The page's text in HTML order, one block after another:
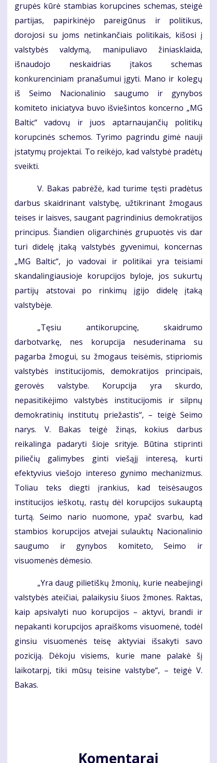
grupės kūrė stambias korupcines schemas, steigė
partijas, papirkinėjo pareigūnus ir politikus,
dorojosi su joms netinkančiais politikais, kišosi į
valstybės valdymą, manipuliavo žiniasklaida,
išnaudojo neskaidrias įtakos schemas
konkurenciniam pranašumui įgyti. Mano ir kolegų
iš Seimo Nacionalinio saugumo ir gynybos
komiteto iniciatyva buvo išviešintos koncerno „MG
Baltic“ vadovų ir juos aptarnaujančių politikų
korupcinės schemos. Tyrimo pagrindu gimė nauji
įstatymų projektai. To reikėjo, kad valstybė pradėtų
sveikti.
V. Bakas pabrėžė, kad turime tęsti pradėtus
darbus skaidrinant valstybę, užtikrinant žmogaus
teises ir laisves, saugant pagrindinius demokratijos
principus. Šiandien oligarchinės grupuotės vis dar
turi didelę įtaką valstybės gyvenimui, koncernas
„MG Baltic“, jo vadovai ir politikai yra teisiami
skandalingiausioje korupcijos byloje, jos sukurtų
partijų atstovai po rinkimų įgijo didelę įtaką
valstybėje.
„Tęsiu antikorupcinę, skaidrumo
darbotvarkę, nes korupcija nesuderinama su
pagarba žmogui, su žmogaus teisėmis, stipriomis
valstybės institucijomis, demokratijos principais,
gerovės valstybe. Korupcija yra skurdo,
nepasitikėjimo valstybės institucijomis ir silpnų
demokratinių institutų priežastis“, – teigė Seimo
narys. V. Bakas teigė žinąs, kokius darbus
reikalinga padaryti šioje srityje. Būtina stiprinti
piliečių galimybes ginti viešąjį interesą, kurti
efektyvius viešojo intereso gynimo mechanizmus.
Toliau teks diegti įrankius, kad teisėsaugos
institucijos ieškotų, rastų dėl korupcijos sukauptą
turtą. Seimo nario nuomone, ypač svarbu, kad
stambios korupcijos atvejai sulauktų Nacionalinio
saugumo ir gynybos komiteto, Seimo ir
visuomenės dėmesio.
„Yra daug pilietiškų žmonių, kurie neabejingi
valstybės ateičiai, palaikysiu šiuos žmones. Raktas,
kaip apsivalyti nuo korupcijos – aktyvi, brandi ir
nepakanti korupcijos apraiškoms visuomenė, todėl
ginsiu visuomenės teisę aktyviai išsakyti savo
poziciją. Dėkoju visiems, kurie mane palakė šį
laikotarpį, tiki mūsų teisine valstybe“, – teigė V.
Bakas.
Komentarai